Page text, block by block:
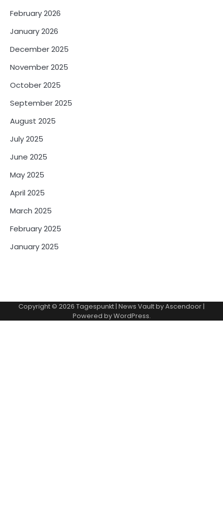
February 2026
January 2026
December 2025
November 2025
October 2025
September 2025
August 2025
July 2025
June 2025
May 2025
April 2025
March 2025
February 2025
January 2025
Copyright © 2026 Tagespunkt| News Vault byAscendoor|
Powered byWordPress.